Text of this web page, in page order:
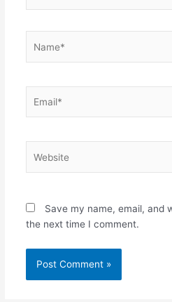
Save my name, email, and
the next time I comment.